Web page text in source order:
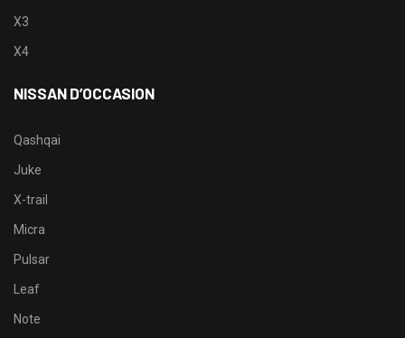
X3
X4
NISSAN D’OCCASION
Qashqai
Juke
X-trail
Micra
Pulsar
Leaf
Note